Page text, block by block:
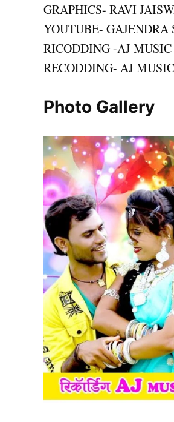
GRAPHICS- RAVI
YOUTUBE- GAJENDRA
RICODDING -AJ
RECODDING- AJ
Photo Gallery